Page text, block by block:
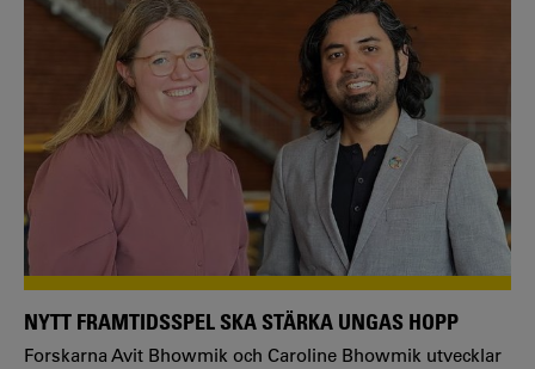
NYTT FRAMTIDSSPEL SKA STÄRKA UNGAS HOPP
Forskarna Avit Bhowmik och Caroline Bhowmik utvecklar